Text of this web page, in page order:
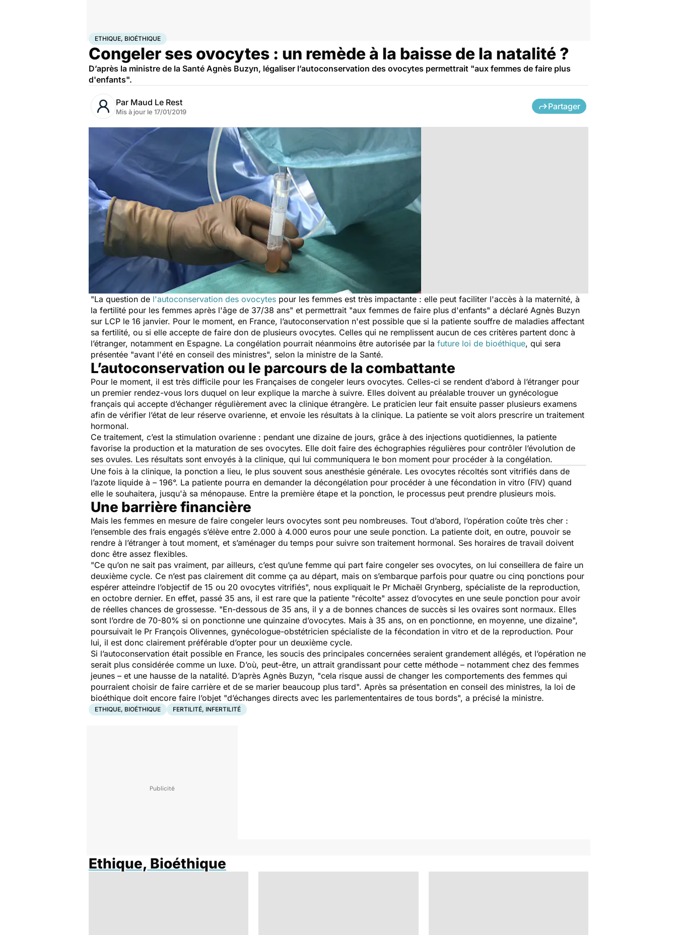
AccueilSantéEthique, Bioéthique
ETHIQUE, BIOÉTHIQUE
Congeler ses ovocytes : un remède à la baisse de la natalité ?
D’après la ministre de la Santé Agnès Buzyn, légaliser l’autoconservation des ovocytes permettrait "aux femmes de faire plus
d'enfants".
Par Maud Le Rest
Mis à jour le 17/01/2019
Partager
"La question de l'autoconservation des ovocytes pour les femmes est très impactante : elle peut faciliter l'accès à la maternité, à
la fertilité pour les femmes après l'âge de 37/38 ans" et permettrait "aux femmes de faire plus d'enfants" a déclaré Agnès Buzyn
sur LCP le 16 janvier. Pour le moment, en France, l’autoconservation n'est possible que si la patiente souffre de maladies affectant
sa fertilité, ou si elle accepte de faire don de plusieurs ovocytes. Celles qui ne remplissent aucun de ces critères partent donc à
l’étranger, notamment en Espagne. La congélation pourrait néanmoins être autorisée par la future loi de bioéthique, qui sera
présentée "avant l'été en conseil des ministres", selon la ministre de la Santé.
L’autoconservation ou le parcours de la combattante
Pour le moment, il est très difficile pour les Françaises de congeler leurs ovocytes. Celles-ci se rendent d’abord à l’étranger pour
un premier rendez-vous lors duquel on leur explique la marche à suivre. Elles doivent au préalable trouver un gynécologue
français qui accepte d’échanger régulièrement avec la clinique étrangère. Le praticien leur fait ensuite passer plusieurs examens
afin de vérifier l’état de leur réserve ovarienne, et envoie les résultats à la clinique. La patiente se voit alors prescrire un traitement
hormonal.
Ce traitement, c’est la stimulation ovarienne : pendant une dizaine de jours, grâce à des injections quotidiennes, la patiente
favorise la production et la maturation de ses ovocytes. Elle doit faire des échographies régulières pour contrôler l’évolution de
ses ovules. Les résultats sont envoyés à la clinique, qui lui communiquera le bon moment pour procéder à la congélation.
Une fois à la clinique, la ponction a lieu, le plus souvent sous anesthésie générale. Les ovocytes récoltés sont vitrifiés dans de
l’azote liquide à – 196°. La patiente pourra en demander la décongélation pour procéder à une fécondation in vitro (FIV) quand
elle le souhaitera, jusqu'à sa ménopause. Entre la première étape et la ponction, le processus peut prendre plusieurs mois.
Une barrière financière
Mais les femmes en mesure de faire congeler leurs ovocytes sont peu nombreuses. Tout d’abord, l’opération coûte très cher :
l’ensemble des frais engagés s’élève entre 2.000 à 4.000 euros pour une seule ponction. La patiente doit, en outre, pouvoir se
rendre à l’étranger à tout moment, et s’aménager du temps pour suivre son traitement hormonal. Ses horaires de travail doivent
donc être assez flexibles.
"Ce qu’on ne sait pas vraiment, par ailleurs, c’est qu’une femme qui part faire congeler ses ovocytes, on lui conseillera de faire un
deuxième cycle. Ce n’est pas clairement dit comme ça au départ, mais on s’embarque parfois pour quatre ou cinq ponctions pour
espérer atteindre l’objectif de 15 ou 20 ovocytes vitrifiés", nous expliquait le Pr Michaël Grynberg, spécialiste de la reproduction,
en octobre dernier. En effet, passé 35 ans, il est rare que la patiente "récolte" assez d’ovocytes en une seule ponction pour avoir
de réelles chances de grossesse. "En-dessous de 35 ans, il y a de bonnes chances de succès si les ovaires sont normaux. Elles
sont l’ordre de 70-80% si on ponctionne une quinzaine d’ovocytes. Mais à 35 ans, on en ponctionne, en moyenne, une dizaine",
poursuivait le Pr François Olivennes, gynécologue-obstétricien spécialiste de la fécondation in vitro et de la reproduction. Pour
lui, il est donc clairement préférable d’opter pour un deuxième cycle.
Si l’autoconservation était possible en France, les soucis des principales concernées seraient grandement allégés, et l’opération ne
serait plus considérée comme un luxe. D’où, peut-être, un attrait grandissant pour cette méthode – notamment chez des femmes
jeunes – et une hausse de la natalité. D’après Agnès Buzyn, "cela risque aussi de changer les comportements des femmes qui
pourraient choisir de faire carrière et de se marier beaucoup plus tard". Après sa présentation en conseil des ministres, la loi de
bioéthique doit encore faire l’objet "d’échanges directs avec les parlemententaires de tous bords", a précisé la ministre.
ETHIQUE, BIOÉTHIQUE FERTILITÉ, INFERTILITÉ
Ethique, Bioéthique